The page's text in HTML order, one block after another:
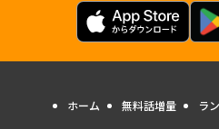
ホーム 無料話増量 ラ